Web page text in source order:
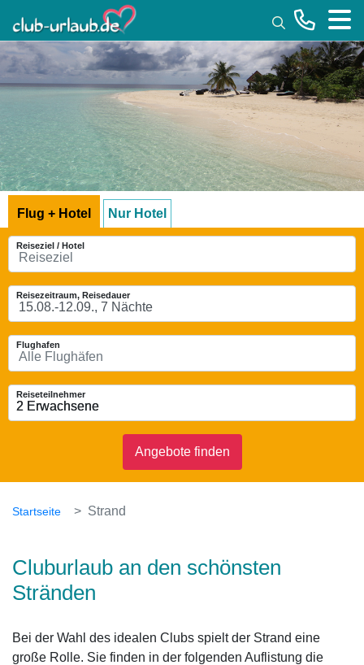
Flug + Hotel Nur Hotel
Reiseziel / Hotel
Reisezeitraum, Reisedauer
Flughafen
Reiseteilnehmer
2 Erwachsene
2 Erwachsene
Angebote finden
Startseite Strand
Cluburlaub an den schönsten
Stränden
Bei der Wahl des idealen Clubs spielt der Strand eine
große Rolle. Sie finden in der folgenden Auflistung die